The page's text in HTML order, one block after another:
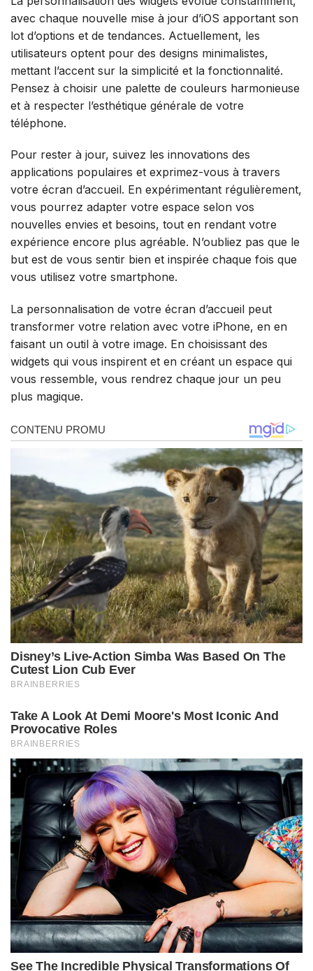
avec chaque nouvelle mise à jour d’iOS apportant son
lot d’options et de tendances. Actuellement, les
utilisateurs optent pour des designs minimalistes,
mettant l’accent sur la simplicité et la fonctionnalité.
Pensez à choisir une palette de couleurs harmonieuse
et à respecter l’esthétique générale de votre
téléphone.
Pour rester à jour, suivez les innovations des
applications populaires et exprimez-vous à travers
votre écran d’accueil. En expérimentant régulièrement,
vous pourrez adapter votre espace selon vos
nouvelles envies et besoins, tout en rendant votre
expérience encore plus agréable. N’oubliez pas que le
but est de vous sentir bien et inspirée chaque fois que
vous utilisez votre smartphone.
La personnalisation de votre écran d’accueil peut
transformer votre relation avec votre iPhone, en en
faisant un outil à votre image. En choisissant des
widgets qui vous inspirent et en créant un espace qui
vous ressemble, vous rendrez chaque jour un peu
plus magique.